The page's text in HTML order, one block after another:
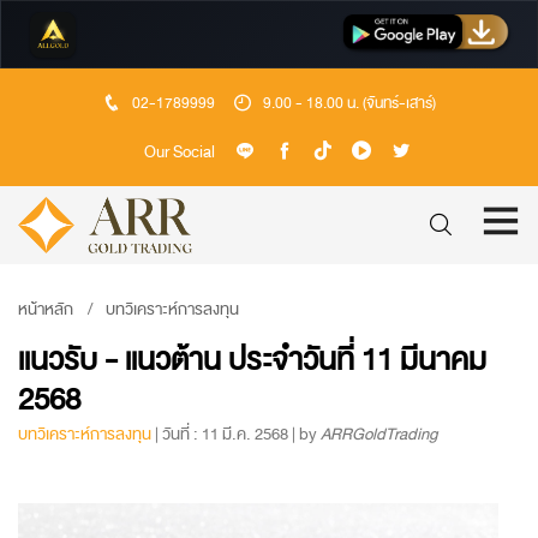
02-1789999 9.00 - 18.00 น. (จันทร์-เสาร์)
Our Social
หน้าหลัก บทวิเคราะห์การลงทุน
แนวรับ - แนวต้าน ประจำวันที่ 11 มีนาคม
2568
บทวิเคราะห์การลงทุน| วันที่ : 11 มี.ค. 2568 | byARRGoldTrading